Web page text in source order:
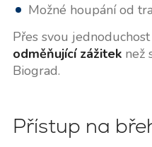
Možné houpání od
Přes svou
odměňující zážiteknež
Biograd.
Přístup na